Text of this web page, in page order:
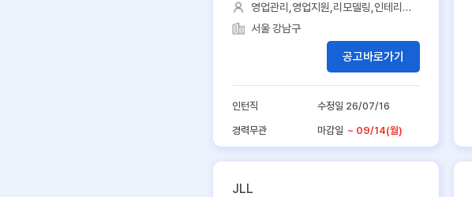
영업관리,영업지원,리모델링,인테리어
공사,홈인테리어
서울 강남구
공고바로가기
인턴직 수정일 26/07/16
경력무관 마감일 ~ 09/14(월)
JLL